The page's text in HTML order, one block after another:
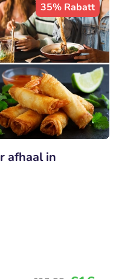
35% Rabatt
afhaal in